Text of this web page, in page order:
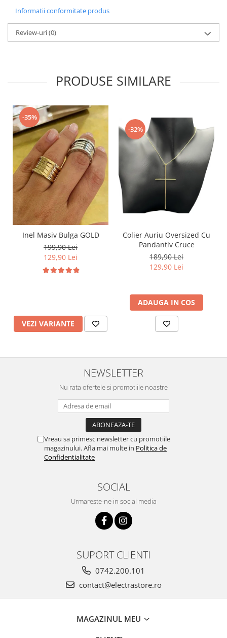
Informatii conformitate produs
Review-uri(0)
PRODUSE SIMILARE
-35%
Inel Masiv Bulga GOLD
199,90 Lei
129,90 Lei
VEZI VARIANTE
-32%
Colier Auriu Oversized Cu
Pandantiv Cruce
189,90 Lei
129,90 Lei
ADAUGA IN COS
NEWSLETTER
Nu rata ofertele si promotiile noastre
Vreau sa primesc newsletter cu promotiile
magazinului. Afla mai multe in Politica de
Confidentialitate
SOCIAL
Urmareste-ne in social media
SUPORT CLIENTI
0742.200.101
contact@electrastore.ro
MAGAZINUL MEU